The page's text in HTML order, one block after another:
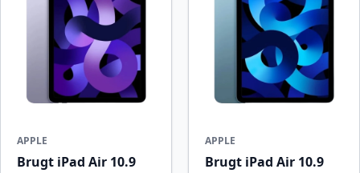
APPLE
Brugt iPad Air 10.9
APPLE
Brugt iPad Air 10.9